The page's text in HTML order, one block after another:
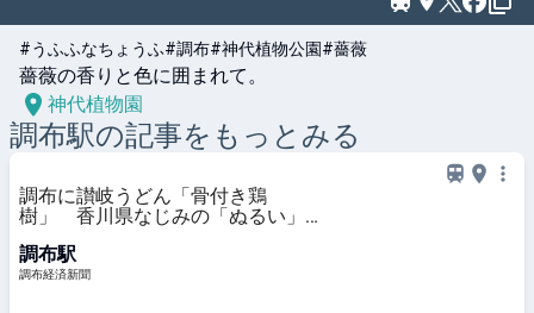
#うふふなちょうふ#調布#神代植物公園#薔薇
薔薇の香りと色に囲まれて。
神代植物園
調布駅の記事をもっとみる
調布に讃岐うどん「骨付き鶏
樹」 香川県なじみの「ぬるい」も
調布駅
調布経済新聞